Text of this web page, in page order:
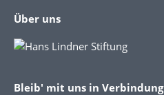
Über uns
Bleib' mit uns in Verbindung